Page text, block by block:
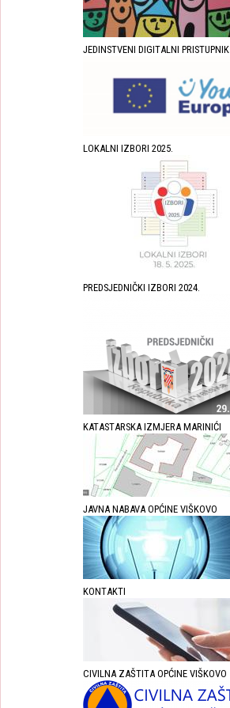
JEDINSTVENI DIGITALNI PRISTUPNIK
LOKALNI IZBORI 2025.
PREDSJEDNIČKI IZBORI 2024.
KATASTARSKA IZMJERA MARINIĆI
JAVNA NABAVA OPĆINE VIŠKOVO
KONTAKTI
CIVILNA ZAŠTITA OPĆINE VIŠKOVO